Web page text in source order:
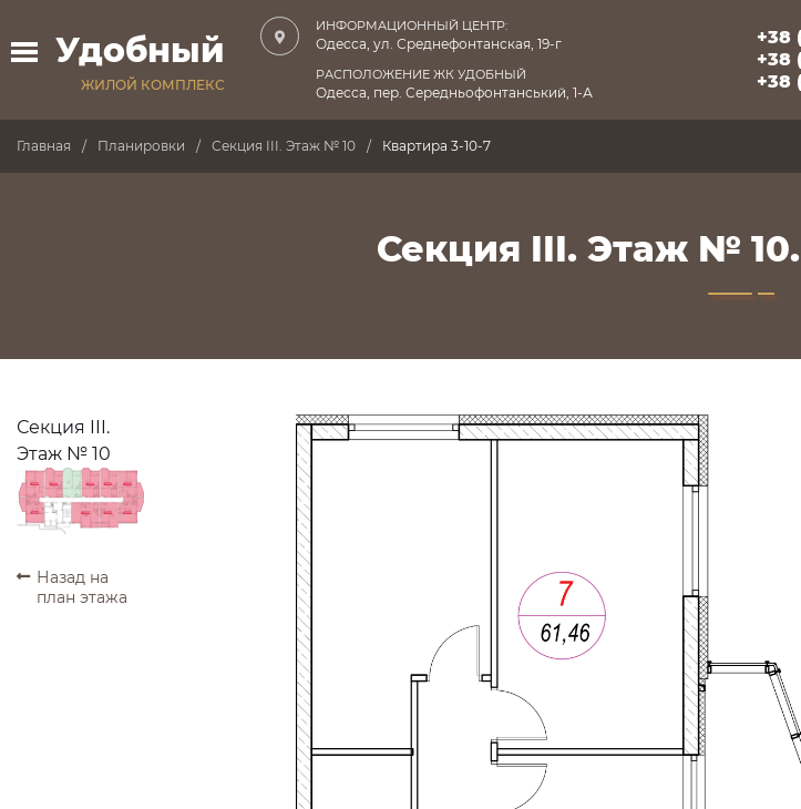
Удобный
ЖИЛОЙ КОМПЛЕКС
ИНФОРМАЦИОННЫЙ ЦЕНТР:
Одесса, ул. Среднефонтанская, 19-г
РАСПОЛОЖЕНИЕ ЖК УДОБНЫЙ
Одесса, пер. Середньофонтанський, 1-А
+38
+38
+38
Главная Планировки Секция III. Этаж № 10 Квартира 3-10-7
Секция III. Этаж № 10.
Секция III.
Этаж № 10
ПРОДАНО
Назад на
план этажа